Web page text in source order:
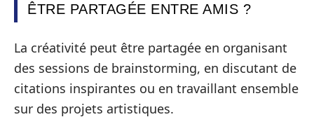
ÊTRE PARTAGÉE ENTRE AMIS ?
La créativité peut être partagée en organisant
des sessions de brainstorming, en discutant de
citations inspirantes ou en travaillant ensemble
sur des projets artistiques.